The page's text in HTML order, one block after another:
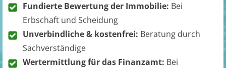
Fundierte Bewertung der Immobilie: Bei
Erbschaft und Scheidung
Unverbindliche & kostenfrei: Beratung durch
Sachverständige
Wertermittlung für das Finanzamt: Bei